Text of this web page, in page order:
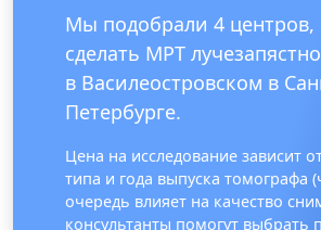
Мы подобрали 4 центров,
сделать МРТ
в Василеостровском в
Петербурге.
Цена на исследование зависит
типа и года выпуска томографа
очередь влияет на качество
консультанты помогут выбрать